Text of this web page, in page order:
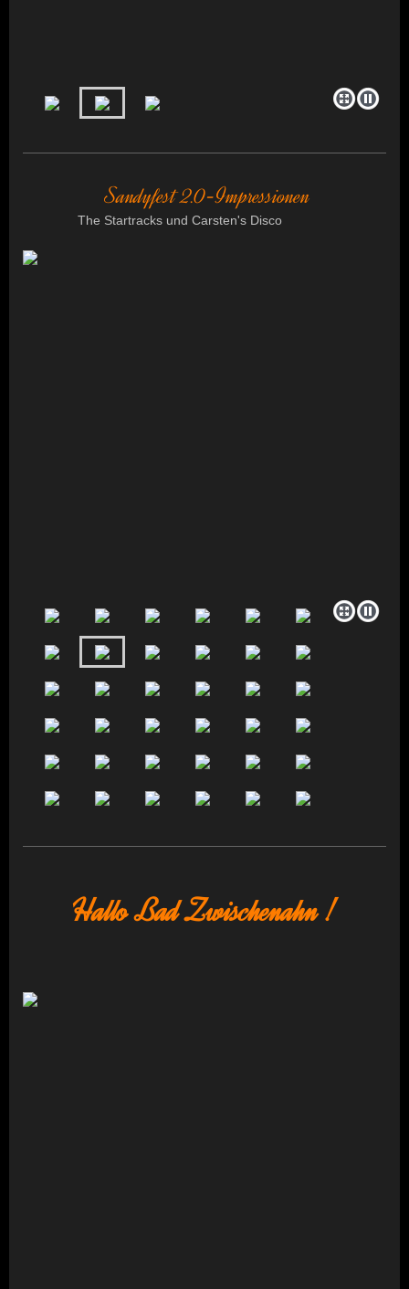
Sandyfest 2.0-Impressionen
The Startracks und Carsten's Disco
Hallo Bad Zwischenahn !